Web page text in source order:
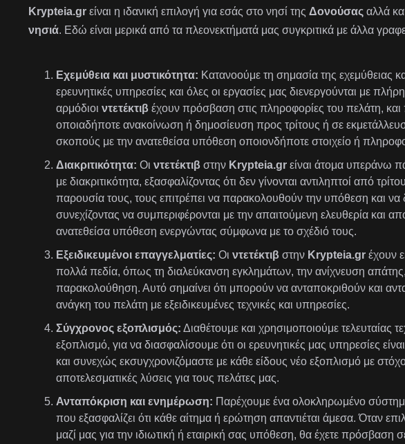
Krypteia.grείναι η ιδανική επιλογή για εσάς στο νησί της Δονούσαςαλλά
νησιά. Εδώ είναι μερικά από τα πλεονεκτήματά μας συγκριτικά με άλλα
Εχεμύθεια και μυστικότητα: Κατανοούμε τη σημασία της εχεμύθειας
ερευνητικές υπηρεσίες και όλες οι εργασίες μας διενεργούνται με
αρμόδιοι ντετέκτιβέχουν πρόσβαση στις πληροφορίες του πελάτη,
οποιαδήποτε ανακοίνωση ή δημοσίευση προς τρίτους ή σε
σκοπούς με την ανατεθείσα υπόθεση οποιονδήποτε στοιχείο ή
Διακριτικότητα: Οι ντετέκτιβστην Krypteia.grείναι άτομα υπεράνω
με διακριτικότητα, εξασφαλίζοντας ότι δεν γίνονται αντιληπτοί από
παρουσία τους, τους επιτρέπει να παρακολουθούν την υπόθεση και να
συνεχίζοντας να συμπεριφέρονται με την απαιτούμενη ελευθερία και
ανατεθείσα υπόθεση ενεργώντας σύμφωνα με το σχέδιό τους.
Εξειδικευμένοι επαγγελματίες: Οι ντετέκτιβστην Krypteia.grέχουν
πολλά πεδία, όπως τη διαλεύκανση εγκλημάτων, την ανίχνευση
παρακολούθηση. Αυτό σημαίνει ότι μπορούν να ανταποκριθούν και
ανάγκη του πελάτη με εξειδικευμένες τεχνικές και υπηρεσίες.
Σύγχρονος εξοπλισμός: Διαθέτουμε και χρησιμοποιούμε τελευταίας
εξοπλισμό, για να διασφαλίσουμε ότι οι ερευνητικές μας υπηρεσίες είναι
και συνεχώς εκσυγχρονιζόμαστε με κάθε είδους νέο εξοπλισμό με
αποτελεσματικές λύσεις για τους πελάτες μας.
Ανταπόκριση και ενημέρωση: Παρέχουμε ένα ολοκληρωμένο
που εξασφαλίζει ότι κάθε αίτημα ή ερώτηση απαντιέται άμεσα. Όταν
μαζί μας για την ιδιωτική ή εταιρική σας υπόθεση, θα έχετε πρόσβαση